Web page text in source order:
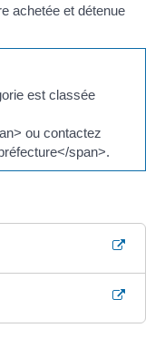
achetée et détenue
est classée
ou contactez
span>.